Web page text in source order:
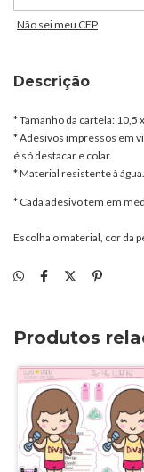
Não sei meu CEP
Descrição
* Tamanho da cartela: 10,5
* Adesivos impressos em
é só destacar e colar.
* Material resistente à água.
* Cada adesivo tem em
Escolha o material, cor da
Produtos